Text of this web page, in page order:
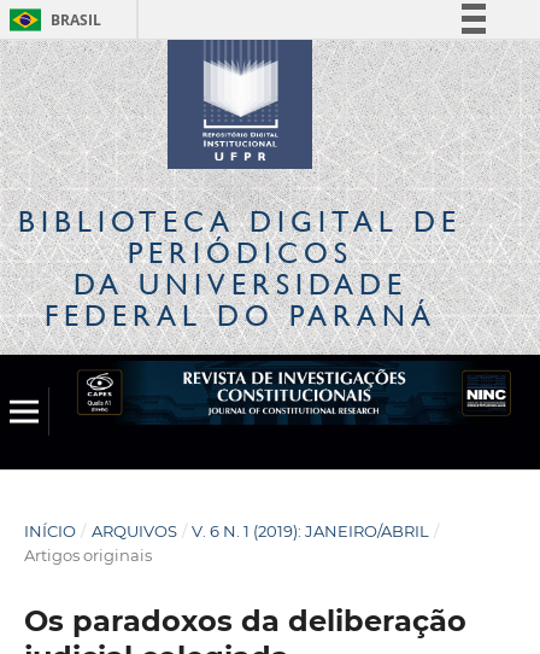
BRASIL
Simplifique!
Comunica BR
Participe
Acesso à informação
Legislação
Canais
BIBLIOTECA DIGITALDE
PERIÓDICOS
DA UNIVERSIDADE
FEDERAL DO PARANÁ
INÍCIO / ARQUIVOS / V. 6 N. 1 (2019): JANEIRO/ABRIL
/
Artigos originais
Os paradoxos da deliberação